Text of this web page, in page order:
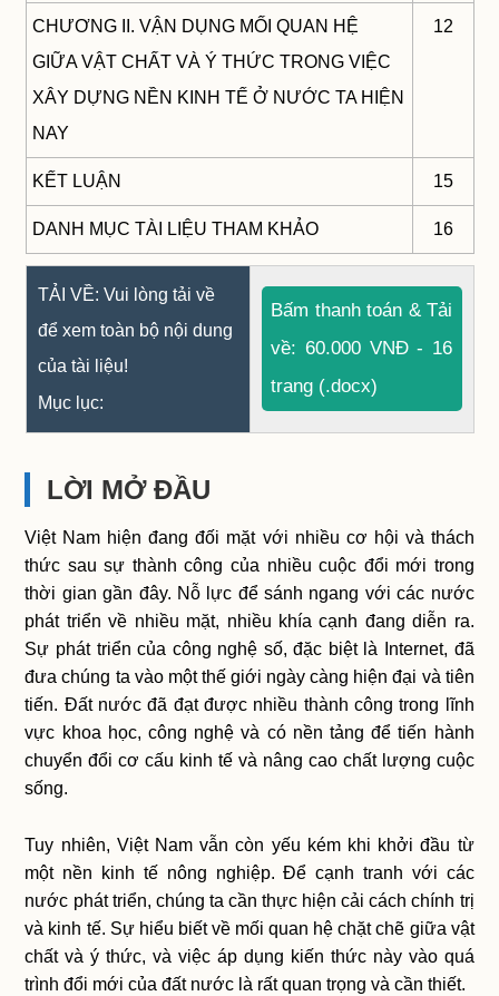
CHƯƠNG II. VẬN DỤNG MỐI QUAN HỆ
GIỮA VẬT CHẤT VÀ Ý THỨC TRONG VIỆC
XÂY DỰNG NỀN KINH TẾ Ở NƯỚC TA HIỆN
NAY
12
KẾT LUẬN 15
DANH MỤC TÀI LIỆU THAM KHẢO 16
TẢI VỀ: Vui lòng tải về
để xem toàn bộ nội dung
của tài liệu!
Mục lục:
Bấm thanh toán & Tải
về: 60.000 VNĐ - 16
trang (.docx)
LỜI MỞ ĐẦU
Việt Nam hiện đang đối mặt với nhiều cơ hội và thách
thức sau sự thành công của nhiều cuộc đổi mới trong
thời gian gần đây. Nỗ lực để sánh ngang với các nước
phát triển về nhiều mặt, nhiều khía cạnh đang diễn ra.
Sự phát triển của công nghệ số, đặc biệt là Internet, đã
đưa chúng ta vào một thế giới ngày càng hiện đại và tiên
tiến. Đất nước đã đạt được nhiều thành công trong lĩnh
vực khoa học, công nghệ và có nền tảng để tiến hành
chuyển đổi cơ cấu kinh tế và nâng cao chất lượng cuộc
sống.
Tuy nhiên, Việt Nam vẫn còn yếu kém khi khởi đầu từ
một nền kinh tế nông nghiệp. Để cạnh tranh với các
nước phát triển, chúng ta cần thực hiện cải cách chính trị
và kinh tế. Sự hiểu biết về mối quan hệ chặt chẽ giữa vật
chất và ý thức, và việc áp dụng kiến thức này vào quá
trình đổi mới của đất nước là rất quan trọng và cần thiết.